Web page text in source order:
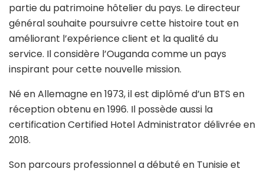
partie du patrimoine hôtelier du pays. Le directeur
général souhaite poursuivre cette histoire tout en
améliorant l’expérience client et la qualité du
service. Il considère l’Ouganda comme un pays
inspirant pour cette nouvelle mission.
Né en Allemagne en 1973, il est diplômé d’un BTS en
réception obtenu en 1996. Il possède aussi la
certification Certified Hotel Administrator délivrée en
2018.
Son parcours professionnel a débuté en Tunisie et